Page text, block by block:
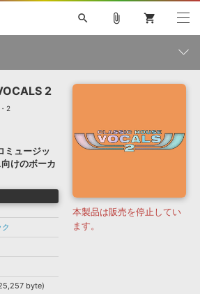
クト »
»
»
search
・レン V4X
3
ライセンスフリーBGM
そう
ボーカル抜き出し
DUBSTEP
TRANCE
グイン・エフェクト サンプルパック
ル
attach_file shopping_cart
2
2
ミュージッ
けのボーカ
byte)
本製品は販売を停止してい
ます。